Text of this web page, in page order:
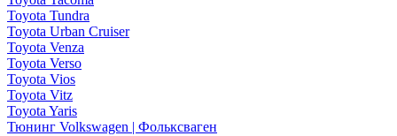
Toyota Tundra
Toyota Urban Cruiser
Toyota Venza
Toyota Verso
Toyota Vios
Toyota Vitz
Toyota Yaris
Тюнинг Volkswagen | Фольксваген